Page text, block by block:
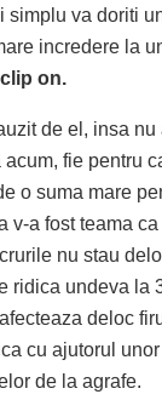
simplu va doriti
incredere la
on.
de el, insa
acum, fie pentru
o suma mare
v-a fost teama
nu stau
ridica undeva la
deloc
cu ajutorul
de la agrafe.